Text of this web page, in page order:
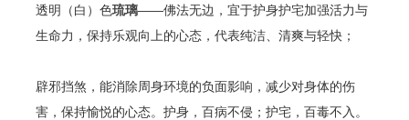
透明（白）色琉璃——佛法无边，宜于护身护宅加强活力与
生命力，保持乐观向上的心态，代表纯洁、清爽与轻快；
辟邪挡煞，能消除周身环境的负面影响，减少对身体的伤
害，保持愉悦的心态。护身，百病不侵；护宅，百毒不入。